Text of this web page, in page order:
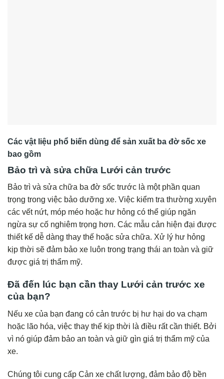
Các vật liệu phổ biến dùng để sản xuất ba đờ sốc xe
bao gồm
Bảo trì và sửa chữa Lưới cản trước
Bảo trì và sửa chữa ba đờ sốc trước là một phần quan
trọng trong việc bảo dưỡng xe. Việc kiểm tra thường xuyên
các vết nứt, móp méo hoặc hư hỏng có thể giúp ngăn
ngừa sự cố nghiêm trọng hơn. Các mẫu cản hiện đại được
thiết kế dễ dàng thay thế hoặc sửa chữa. Xử lý hư hỏng
kịp thời sẽ đảm bảo xe luôn trong trạng thái an toàn và giữ
được giá trị thẩm mỹ.
Đã đến lúc bạn cần thay Lưới cản trước xe
của bạn?
Nếu xe của bạn đang có cản trước bị hư hại do va chạm
hoặc lão hóa, việc thay thế kịp thời là điều rất cần thiết. Bởi
vì nó giúp đảm bảo an toàn và giữ gìn giá trị thẩm mỹ của
xe.
Chúng tôi cung cấp Cản xe chất lượng, đảm bảo độ bền